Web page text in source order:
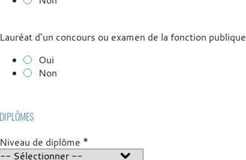
Lauréat d’un concours ou examen de la fonction publique
Oui
Non
DIPLÔMES
Niveau de diplôme *